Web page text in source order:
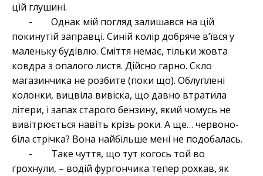
цій глушині.
- Однак мій погляд залишався на цій
покинутій заправці. Синій колір добряче в’ївся у
маленьку будівлю. Сміття немає, тільки жовта
ковдра з опалого листя. Дійсно гарно. Скло
магазинчика не розбите (поки що). Облуплені
колонки, вицвіла вивіска, що давно втратила
літери, і запах старого бензину, який чомусь не
вивітрюється навіть крізь роки. А ще… червоно-
біла стрічка? Вона найбільше мені не подобалась.
- Таке чуття, що тут когось той во
грохнули, – водій фургончика тепер рохкав, як